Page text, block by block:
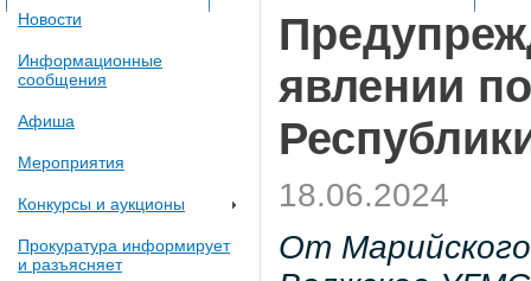
Новости
Информационные
сообщения
Афиша
Мероприятия
Конкурсы и аукционы
Прокуратура информирует
и разъясняет
явлении
18.06.2024
От